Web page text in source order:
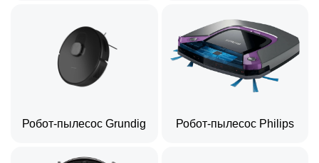
Робот-пылесос Grundig Робот-пылесос Philips